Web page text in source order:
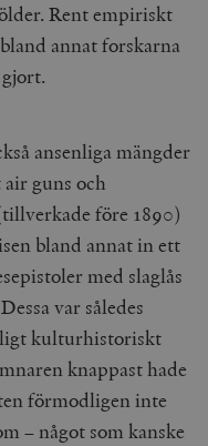
Rent empiriskt
annat forskarna
ansenliga mängder
guns och
före 1890)
bland annat in ett
med slaglås
var således
kulturhistoriskt
knappast hade
förmodligen inte
– något som kanske